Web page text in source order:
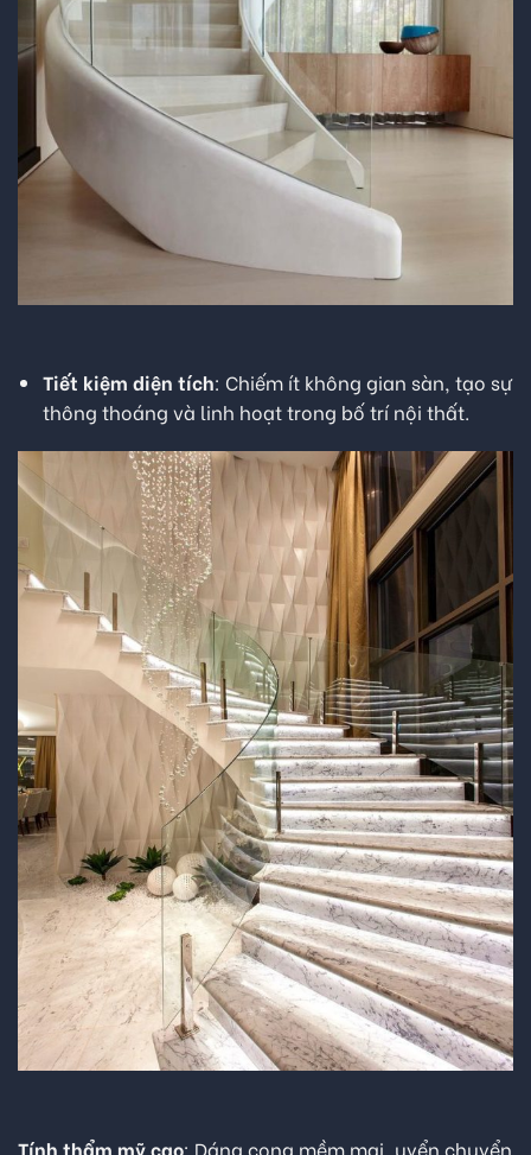
Tiết kiệm diện tích: Chiếm ít không gian sàn, tạo sự
thông thoáng và linh hoạt trong bố trí nội thất.
Tính thẩm mỹ cao: Dáng cong mềm mại, uyển chuyển